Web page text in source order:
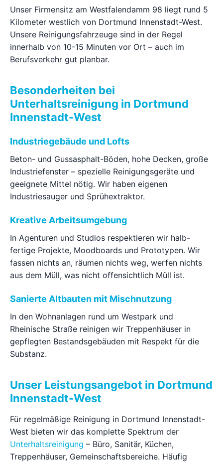
Unser Firmensitz am Westfalendamm 98 liegt rund 5
Kilometer westlich von Dortmund Innenstadt-West.
Unsere Reinigungsfahrzeuge sind in der Regel
innerhalb von 10-15 Minuten vor Ort – auch im
Berufsverkehr gut planbar.
Besonderheiten bei
Unterhaltsreinigung in Dortmund
Innenstadt-West
Industriegebäude und Lofts
Beton- und Gussasphalt-Böden, hohe Decken, große
Industriefenster – spezielle Reinigungsgeräte und
geeignete Mittel nötig. Wir haben eigenen
Industriesauger und Sprühextraktor.
Kreative Arbeitsumgebung
In Agenturen und Studios respektieren wir halb-
fertige Projekte, Moodboards und Prototypen. Wir
fassen nichts an, räumen nichts weg, werfen nichts
aus dem Müll, was nicht offensichtlich Müll ist.
Sanierte Altbauten mit Mischnutzung
In den Wohnanlagen rund um Westpark und
Rheinische Straße reinigen wir Treppenhäuser in
gepflegten Bestandsgebäuden mit Respekt für die
Substanz.
Unser Leistungsangebot in Dortmund
Innenstadt-West
Für regelmäßige Reinigung in Dortmund Innenstadt-
West bieten wir das komplette Spektrum der
Unterhaltsreinigung – Büro, Sanitär, Küchen,
Treppenhäuser, Gemeinschaftsbereiche. Häufig